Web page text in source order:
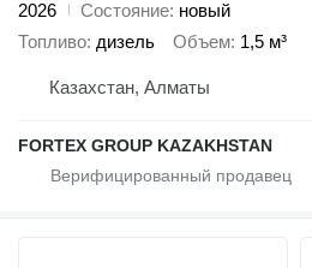
2026
Состояние новый
Топливо дизель Объем 1,5 м³
Казахстан, Алматы
FORTEX GROUP KAZAKHSTAN